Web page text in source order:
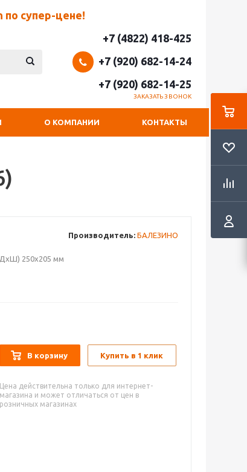
супер-цене!
+7 (4822) 418-425
+7 (920) 682-14-24
+7 (920) 682-14-25
ЗАКАЗАТЬ ЗВОНОК
О КОМПАНИИ КОНТАКТЫ
Производитель: БАЛЕЗИНО
250х205 мм
В корзину Купить в 1 клик
Цена действительна только для интернет-
магазина и может отличаться от цен в
розничных магазинах